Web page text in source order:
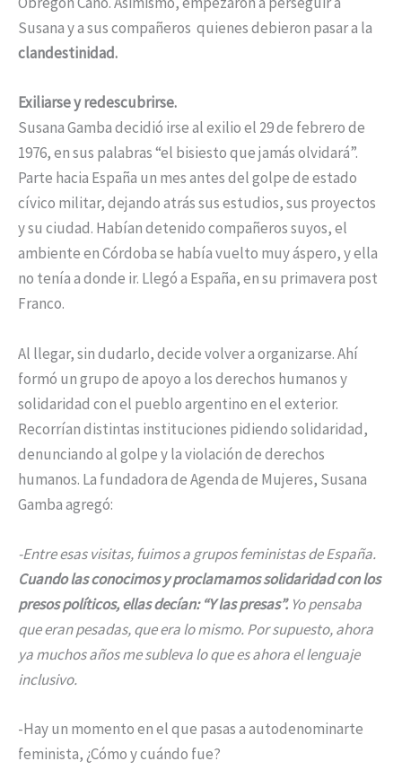
Susana y a sus compañeros quienes debieron pasar a la
clandestinidad.
Exiliarse y redescubrirse.
Susana Gamba decidió irse al exilio el 29 de febrero de
1976, en sus palabras “el bisiesto que jamás olvidará”.
Parte hacia España un mes antes del golpe de estado
cívico militar, dejando atrás sus estudios, sus proyectos
y su ciudad. Habían detenido compañeros suyos, el
ambiente en Córdoba se había vuelto muy áspero, y ella
no tenía a donde ir. Llegó a España, en su primavera post
Franco.
Al llegar, sin dudarlo, decide volver a organizarse. Ahí
formó un grupo de apoyo a los derechos humanos y
solidaridad con el pueblo argentino en el exterior.
Recorrían distintas instituciones pidiendo solidaridad,
denunciando al golpe y la violación de derechos
humanos. La fundadora de Agenda de Mujeres, Susana
Gamba agregó:
-Entre esas visitas, fuimos a grupos feministas de España.
Cuando las conocimos y proclamamos solidaridad con los
presos políticos, ellas decían: “Y las presas”.Yo pensaba
que eran pesadas, que era lo mismo. Por supuesto, ahora
ya muchos años me subleva lo que es ahora el lenguaje
inclusivo.
-Hay un momento en el que pasas a autodenominarte
feminista, ¿Cómo y cuándo fue?